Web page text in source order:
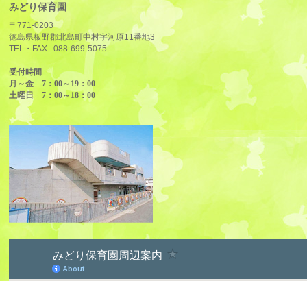
みどり保育園
〒771-0203
徳島県板野郡北島町中村字河原11番地3
TEL・FAX :088-699-5075
受付時間
月～金 7：00～19：00
土曜日 7：00～18：00